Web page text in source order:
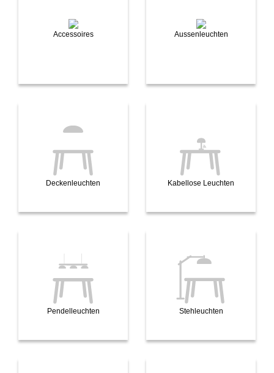
Accessoires Aussenleuchten
Deckenleuchten Kabellose Leuchten
Pendelleuchten Stehleuchten